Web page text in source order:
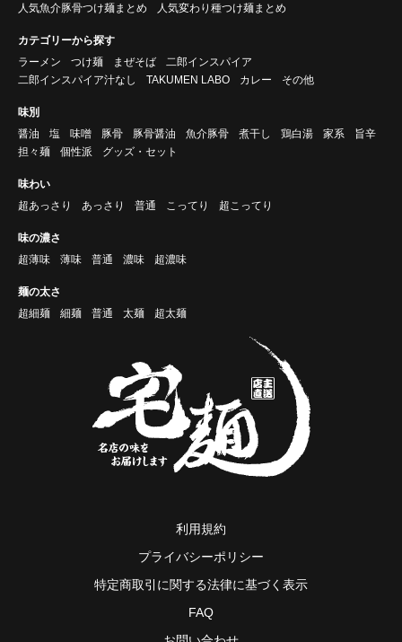
人気魚介豚骨つけ麺まとめ
人気変わり種つけ麺まとめ
カテゴリーから探す
ラーメン
つけ麺 まぜそば
二郎インスパイア
二郎インスパイア汁なし
TAKUMEN LABO カレー その他
味別
醤油
塩 味噌 豚骨 豚骨醤油 魚介豚骨 煮干し 鶏白湯 家系
旨辛
担々麺
個性派 グッズ・セット
味わい
超あっさり
あっさり 普通 こってり 超こってり
味の濃さ
超薄味
薄味 普通 濃味 超濃味
麺の太さ
超細麺
細麺 普通 太麺 超太麺
利用規約
プライバシーポリシー
特定商取引に関する法律に基づく表示
FAQ